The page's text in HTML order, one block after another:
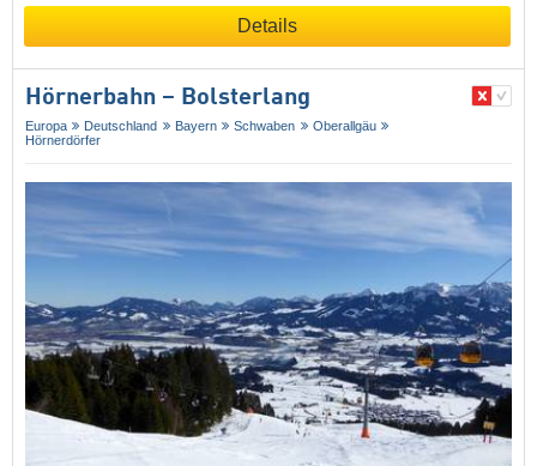
Details
Hörnerbahn – Bolsterlang
Europa Deutschland Bayern Schwaben
Oberallgäu
Hörnerdörfer